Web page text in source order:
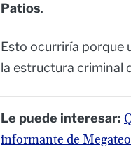
Patios.
Esto ocurriría porque
la estructura criminal
Le puede interesar:
informante de Megateo